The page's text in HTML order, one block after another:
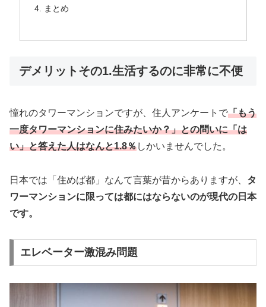
まとめ
デメリットその1.生活するのに非常に不便
憧れのタワーマンションですが、住人アンケートで「もう
一度タワーマンションに住みたいか？」との問いに「は
い」と答えた人はなんと1.8％しかいませんでした。
日本では「住めば都」なんて言葉が昔からありますが、 タ
ワーマンションに限っては都にはならないのが現代の日本
です。
エレベーター激混み問題